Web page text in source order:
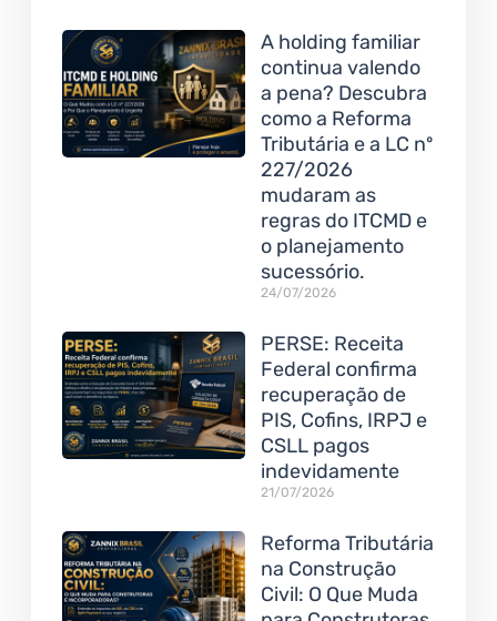
A holding familiar
continua valendo
a pena? Descubra
como a Reforma
Tributária e a LC nº
227/2026
mudaram as
regras do ITCMD e
o planejamento
sucessório.
24/07/2026
PERSE: Receita
Federal confirma
recuperação de
PIS, Cofins, IRPJ e
CSLL pagos
indevidamente
21/07/2026
Reforma Tributária
na Construção
Civil: O Que Muda